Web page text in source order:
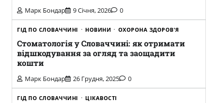
Марк Бондар 9 Січня, 2026 0
ГІД ПО СЛОВАЧЧИНІ НОВИНИ ОХОРОНА ЗДОРОВ'Я
Стоматологія у Словаччині: як отримати
відшкодування за огляд та заощадити
кошти
Марк Бондар 26 Грудня, 2025 0
ГІД ПО СЛОВАЧЧИНІ ЦІКАВОСТІ